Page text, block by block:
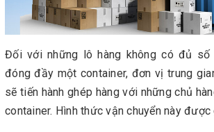
Đối với những lô hàng không có đủ số
đóng đầy một container, đơn vị trung
sẽ tiến hành ghép hàng với những chủ
container. Hình thức vận chuyển này